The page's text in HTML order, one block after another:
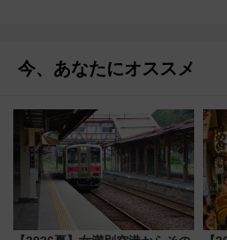
今、あなたにオススメ